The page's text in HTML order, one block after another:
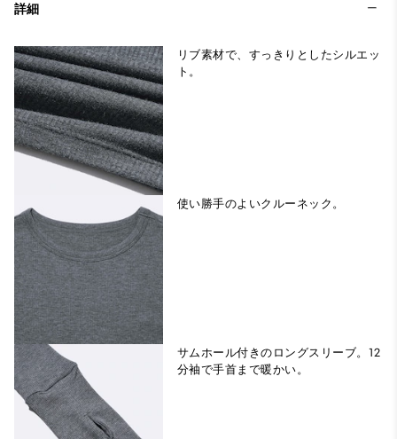
詳細
リブ素材で、すっきりとしたシルエッ
ト。
使い勝手のよいクルーネック。
サムホール付きのロングスリーブ。12
分袖で手首まで暖かい。